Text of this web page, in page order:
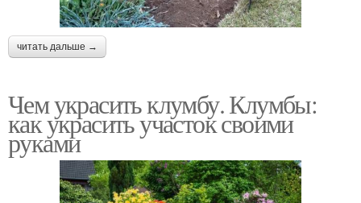
читать дальше →
Чем украсить клумбу. Клумбы:
как украсить участок своими
руками